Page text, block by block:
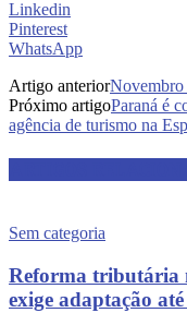
Linkedin
Pinterest
WhatsApp
Artigo anteriorNovembro
Próximo artigoParaná é
agência de turismo na
Sem categoria
Reforma tributária
exige adaptação